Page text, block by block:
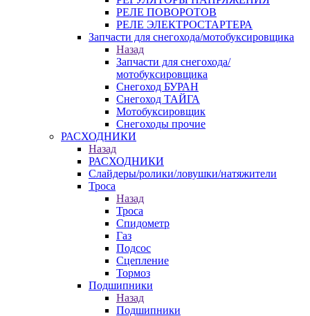
РЕЛЕ ПОВОРОТОВ
РЕЛЕ ЭЛЕКТРОСТАРТЕРА
Запчасти для снегохода/мотобуксировщика
Назад
Запчасти для снегохода/
мотобуксировщика
Снегоход БУРАН
Снегоход ТАЙГА
Мотобуксировщик
Снегоходы прочие
РАСХОДНИКИ
Назад
РАСХОДНИКИ
Слайдеры/ролики/ловушки/натяжители
Троса
Назад
Троса
Спидометр
Газ
Подсос
Сцепление
Тормоз
Подшипники
Назад
Подшипники